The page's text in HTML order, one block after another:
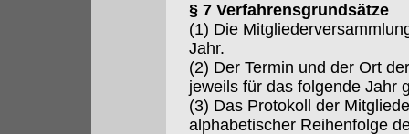
§ 7 Verfahrensgrundsätze
(1) Die
Jahr.
(2) Der Termin und der Ort
jeweils für das folgende Jahr
(3) Das Protokoll der
alphabetischer Reihenfolge